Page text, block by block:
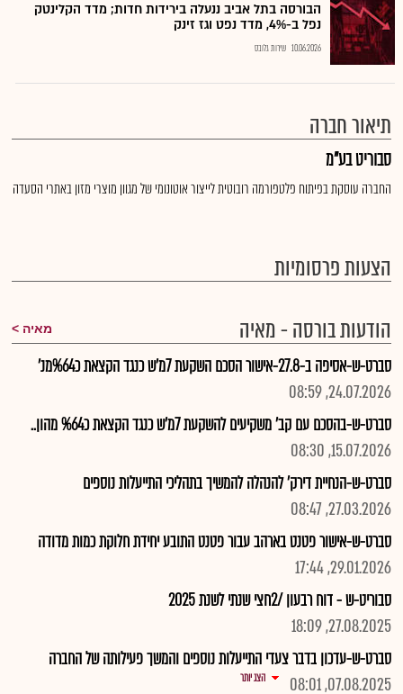
הבורסה בתל אביב ננעלה בירידות חדות; מדד הקלינטק
נפל ב-4%, מדד נפט וגז זינק
10.06.2026 שירות גלובס
תיאור חברה
סבוריט בע"מ
החברה עוסקת בפיתוח פלטפורמה רובוטית לייצור אוטונומי של מגוון מוצרי מזון באתרי הסעדה
הצעות פרסומיות
הודעות בורסה - מאיה
מאיה
סברט-ש-אסיפה ב-27.8-אישור הסכם השקעת 7מ'ש כנגד הקצאת כ%64מנ'
24.07.2026, 08:59
סברט-ש-בהסכם עם קב' משקיעים להשקעת 7מ'ש כנגד הקצאת כ%64 מהון..
15.07.2026, 08:30
סברט-ש-הנחיית דירק' להנהלה להמשיך בתהליכי התייעלות נוספים
27.03.2026, 08:47
סברט-ש-אישור פטנט בארהב עבור פטנט התובע יחידת חלוקת כמות מדודה
29.01.2026, 17:44
סבוריט-ש - דוח רבעון /2חצי שנתי לשנת 2025
27.08.2025, 18:09
סברט-ש-עדכון בדבר צעדי התייעלות נוספים והמשך פעילותה של החברה
07.08.2025, 08:01
הצג יותר